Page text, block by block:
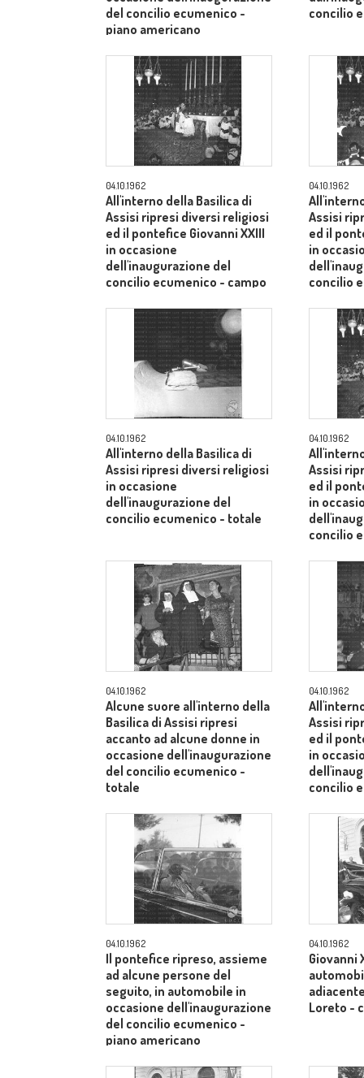
del concilio ecumenico -
piano americano
concilio
04.10.1962
All'interno della Basilica di
Assisi ripresi diversi religiosi
ed il pontefice Giovanni XXIII
in occasione
dell'inaugurazione del
concilio ecumenico - campo
04.10.1962
Assisi
ed il
in
concilio
04.10.1962
All'interno della Basilica di
Assisi ripresi diversi religiosi
in occasione
dell'inaugurazione del
concilio ecumenico - totale
04.10.1962
Assisi
ed il
in
concilio
04.10.1962
Alcune suore all'interno della
Basilica di Assisi ripresi
accanto ad alcune donne in
occasione dell'inaugurazione
del concilio ecumenico -
totale
04.10.1962
Assisi
ed il
in
concilio
04.10.1962
Il pontefice ripreso, assieme
ad alcune persone del
seguito, in automobile in
occasione dell'inaugurazione
del concilio ecumenico -
piano americano
04.10.1962
Giovanni
Loreto -